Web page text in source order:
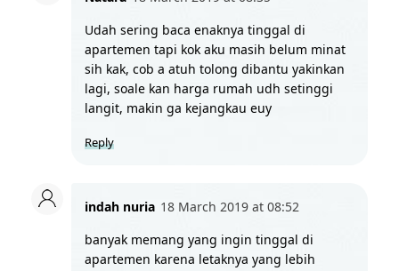
Udah sering baca enaknya tinggal di
apartemen tapi kok aku masih belum minat
sih kak, cob a atuh tolong dibantu yakinkan
lagi, soale kan harga rumah udh setinggi
langit, makin ga kejangkau euy
Reply
indah nuria 18 March 2019 at 08:52
banyak memang yang ingin tinggal di
apartemen karena letaknya yang lebih